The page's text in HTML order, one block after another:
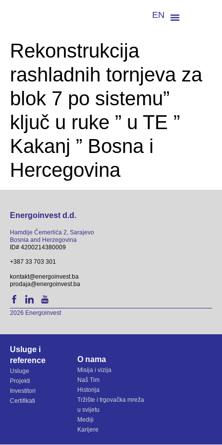
EN
Rekonstrukcija
rashladnih tornjeva za
blok 7 po sistemu”
ključ u ruke ” u TE ”
Kakanj ” Bosna i
Hercegovina
Energoinvest d.d.
Hamdije Ćemerlića 2, Sarajevo
Bosnia and Herzegovina
ID# 4200214380009
+387 33 703 301
kontakt@energoinvest.ba
prodaja@energoinvest.ba
2026 Energoinvest
Usluge i
reference
Usluge
Projekti
Investitori
Certifikati
O nama
Misija i vizija
Naš Tim
Historija
Tržište i trgovačka mreža
u svijetu
Mediji
Karijere